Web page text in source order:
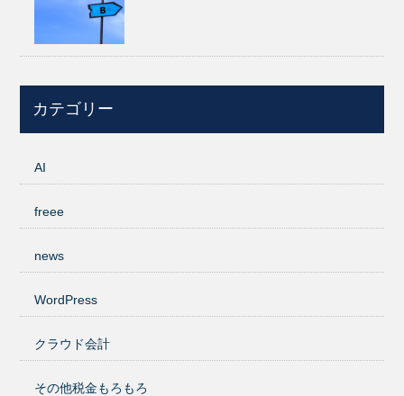
カテゴリー
AI
freee
news
WordPress
クラウド会計
その他税金もろもろ